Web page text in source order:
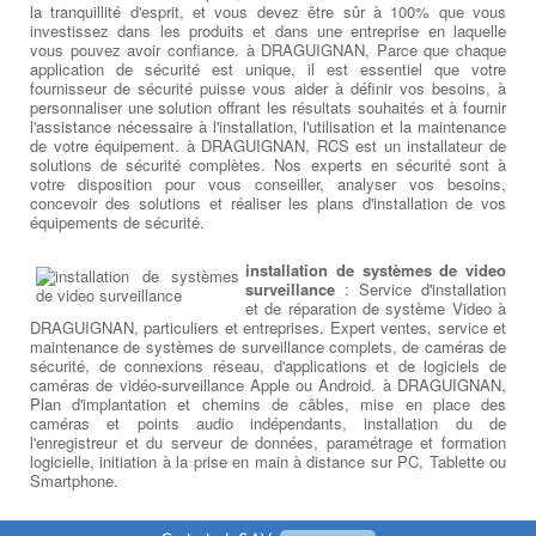
carte mère : Elément majeur d'un
PC de bureau à DRAGUIGNAN,
sur laquelle votreprocesseur,
carte graphique, barrette
mémoireet autres composants
viennent se greffer, la carte mère
doit répondre à plusieurs critères
selon la configuration de votre
ordinateur à DRAGUIGNAN et les logiciels installés. Nous
devonschoisir la meilleure carte mère gamerou bureautique
pour processeur Intel ou processeur AMD parmi les plus grandes
marques à DRAGUIGNAN :
ASUS, GIGABYTE, MSI
carte mère est celle qui correspond à votre besoin : son format
USB 3.0, SATA III, PCI-express 2.0, etc.) ou son prix (de la
carte mère petit prix à la plus haut de gamme).
Réparation Thermique sur Ordi
Portables
Réparation ventilation et
thermique sur Pc portable: Un
dysfonctionnement du ventilateur
de votre ordinateur portable ou du
système de transfert thermique
peut sembler anodin, mais si
votre ordinateur surchauffe trop
complexes à DRAGUIGNAN Impossibilité de démarrer votre PC,
panne générale du CPU ou du GPU, dégradation des chipsets,
perte de données. Si vous pensez que votre ventilateur est peut-
être en panne, apportez-le immédiatement à votre réparateur
local à DRAGUIGNAN pour éviter d'autres dommages
irréversibles.:Chercher Un Réparateur Ordi Portable
Réparation sur Ordi Portables
Dépanner : clavier - Touches
hors services
des problèmes courants pour les
Choisir sa nouvelle carte mère
à DRAGUIGNAN:CPU INTEL
ou AMD :La première décision à
prendre est peut-être de savoir
quel processeur vous voulez
utiliser, ce qui signifie choisir
entre deux sociétés: Intel et AMD
. à DRAGUIGNAN Les deux
offrent des processeurs allant des options d'entrée de gamme
assez performantes pour la navigation sur le Web, la productivité
et les jeux bas de gamme jusqu'aux UC ultra-puissantes
capables de réaliser des projets d'édition vidéo et d'exécuter les
DRAGUIGNAN Les deux sociétés mettent constamment à jour
leurs produits, et cette information peut donc devenir rapidement
obsolète. Actuellement , Intel en est à sa huitième génération de
processeurs et AMD a récemment introduit son architecture Zen
et ses processeurs Ryzen. à DRAGUIGNAN Lequel est le mieux
pour vous dépendra de vos besoins, par exemple si vous êtes
plus intéressé par les applications qui peuvent utiliser un
processeur à plusieurs cœurs ou si vous êtes motivé par les
jeux bénéficiant d'une fluidité la plus rapide et les meilleurs
performances. à DRAGUIGNAN Une fois que vous avez choisi le
type de processeur, vous devez choisir une carte mère utilisant
le socket adapté et le bon chipset. Le socket du processeur
mère. Un chipset est un composant de la carte mère qui dirige
la tranquillité d'esprit, et vous devez être sûr à 100% que vous
investissez dans les produits et dans une entreprise en laquelle
vous pouvez avoir confiance. à DRAGUIGNAN, Parce que chaque
application de sécurité est unique, il est essentiel que votre
fournisseur de sécurité puisse vous aider à définir vos besoins, à
personnaliser une solution offrant les résultats souhaités et à fournir
l'assistance nécessaire à l'installation, l'utilisation et la maintenance
de votre équipement. à DRAGUIGNAN, RCS est un installateur de
solutions de sécurité complètes. Nos experts en sécurité sont à
votre disposition pour vous conseiller, analyser vos besoins,
concevoir des solutions et réaliser les plans d'installation de vos
équipements de sécurité.
installation de systèmes de video
surveillance : Service d'installation
et de réparation de système Video à
DRAGUIGNAN, particuliers et entreprises. Expert ventes, service et
maintenance de systèmes de surveillance complets, de caméras de
sécurité, de connexions réseau, d'applications et de logiciels de
caméras de vidéo-surveillance Apple ou Android. à DRAGUIGNAN,
Plan d'implantation et chemins de câbles, mise en place des
caméras et points audio indépendants, installation du de
l'enregistreur et du serveur de données, paramétrage et formation
logicielle, initiation à la prise en main à distance sur PC, Tablette ou
Smartphone.